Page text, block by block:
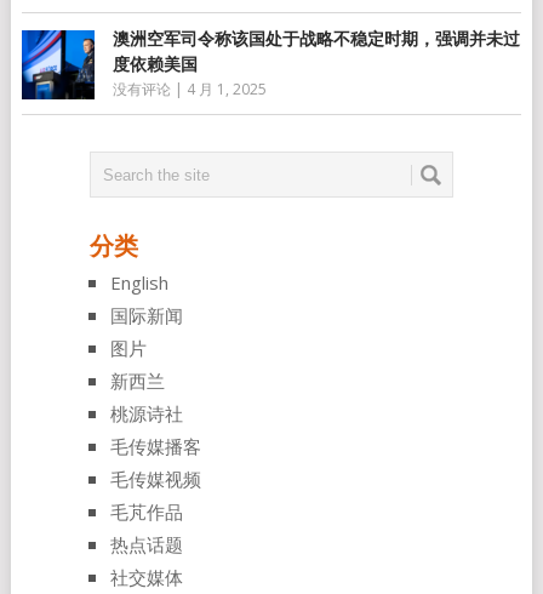
澳洲空军司令称该国处于战略不稳定时期，强调并未过
度依赖美国
没有评论 | 4 月 1, 2025
分类
English
国际新闻
图片
新西兰
桃源诗社
毛传媒播客
毛传媒视频
毛芃作品
热点话题
社交媒体